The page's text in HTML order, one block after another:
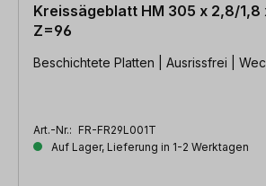
Kreissägeblatt HM 305 x 2,8/1,8
Z=96
Beschichtete Platten | Ausrissfrei |
Art.-Nr.: FR-FR29L001T
Auf Lager, Lieferung in 1-2 Werktagen